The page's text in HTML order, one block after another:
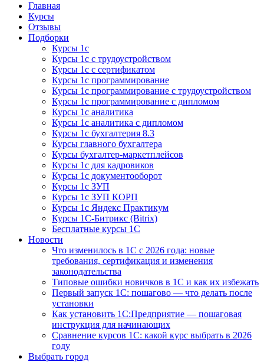
Курсы 1С
Курсы 1С официальная сертификация
Главная
Курсы
Отзывы
Подборки
Курсы 1с
Курсы 1с с трудоустройством
Курсы 1с с сертификатом
Курсы 1с программирование
Курсы 1с программирование с трудоустройством
Курсы 1с программирование с дипломом
Курсы 1с аналитика
Курсы 1с аналитика с дипломом
Курсы 1с бухгалтерия 8.3
Курсы главного бухгалтера
Курсы бухгалтер-маркетплейсов
Курсы 1с для кадровиков
Курсы 1с документооборот
Курсы 1с ЗУП
Курсы 1с ЗУП КОРП
Курсы 1с Яндекс Практикум
Курсы 1С-Битрикс (Bitrix)
Бесплатные курсы 1С
Новости
Что изменилось в 1С с 2026 года: новые
требования, сертификация и изменения
законодательства
Типовые ошибки новичков в 1С и как их избежать
Первый запуск 1С: пошагово — что делать после
установки
Как установить 1С:Предприятие — пошаговая
инструкция для начинающих
Сравнение курсов 1С: какой курс выбрать в 2026
году
Выбрать город